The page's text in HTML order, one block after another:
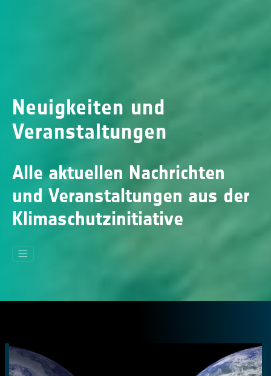
Neuigkeiten und
Veranstaltungen
Alle aktuellen Nachrichten
und Veranstaltungen aus der
Klimaschutzinitiative